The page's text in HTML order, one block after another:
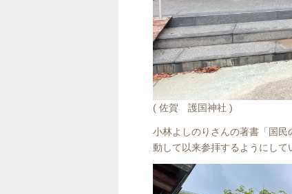
( 佐賀 護国神社 )
小林よしのりさんの著書「国
動して以来参拝するようにして